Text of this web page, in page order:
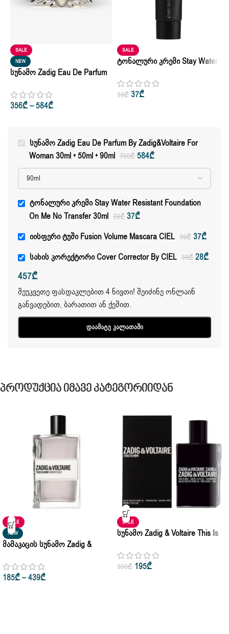
SALE
NEW
Სუნამო Zadig Eau De Parfum
30ml • 50ml • 90ml
356₾–584₾
SALE
Ტონალური Კრემი Stay Water
No Transfer 30ml
39₾ 37₾
Სუნამო Zadig Eau De Parfum By Zadig&Voltaire For
Woman 30ml • 50ml • 90ml 700₾ 584₾
Ტონალური Კრემი Stay Water Resistant Foundation
On Me No Transfer 30ml 39₾ 37₾
Იისფერი Ტუში Fusion Volume Mascara CIEL 39₾ 37₾
Სახის Კორექტორი Cover Corrector By CIEL 39₾ 28₾
457₾
შეუკვეთე ფასდაკლებით 4 ნივთი! შეიძინე ონლაინ
განვადებით, ბარათით ან ქეშით.
Დაამატე Კალათაში
Პროდუქცია Იმავე Კატეგორიიდან
SALE
NEW
Მამაკაცის Სუნამო Zadig &
Edp 100ml
185₾–439₾
SALE
Სუნამო Zadig & Voltaire This Is
Inspired
300₾ 195₾